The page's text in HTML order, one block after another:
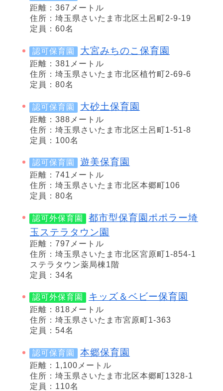
距離：367メートル
住所：埼玉県さいたま市北区土呂町2-9-19
定員：60名
認可保育園 大宮みちのこ保育園
距離：381メートル
住所：埼玉県さいたま市北区植竹町2-69-6
定員：80名
認可保育園 大砂土保育園
距離：388メートル
住所：埼玉県さいたま市北区土呂町1-51-8
定員：100名
認可保育園 遊美保育園
距離：741メートル
住所：埼玉県さいたま市北区本郷町106
定員：80名
認可外保育園
都市型保育園ポポラー埼
玉ステラタウン園
距離：797メートル
住所：埼玉県さいたま市北区宮原町1-854-1
ステラタウン薬局棟1階
定員：34名
認可外保育園 キッズ＆ベビー保育園
距離：818メートル
住所：埼玉県さいたま市宮原町1-363
定員：54名
認可保育園 本郷保育園
距離：1,100メートル
住所：埼玉県さいたま市北区本郷町1328-1
定員：110名